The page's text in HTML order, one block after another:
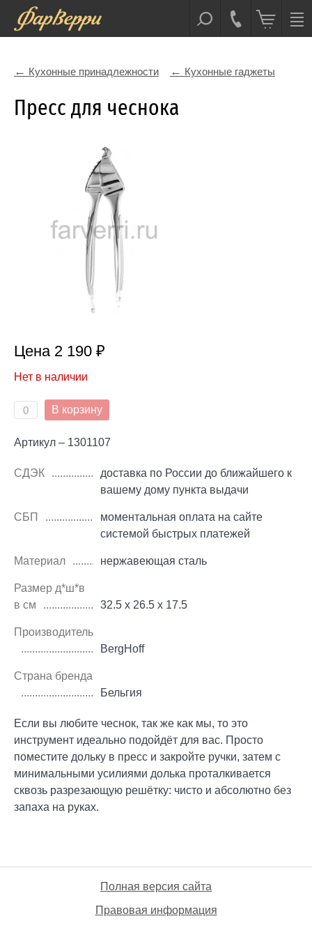
Кухонные принадлежности Кухонные гаджеты
Пресс для чеснока
Цена 2 190 ₽
Нет в наличии
В корзину
Артикул – 1301107
СДЭК
доставка по России до ближайшего к
вашему дому пункта выдачи
СБП
моментальная оплата на сайте
системой быстрых платежей
Материал нержавеющая сталь
Размер д*ш*в
в см
32.5 х 26.5 х 17.5
Производитель
BergHoff
Страна бренда
Бельгия
Если вы любите чеснок, так же как мы, то это
инструмент идеально подойдёт для вас. Просто
поместите дольку в пресс и закройте ручки, затем с
минимальными усилиями долька проталкивается
сквозь разрезающую решётку: чисто и абсолютно без
запаха на руках.
Полная версия сайта
Правовая информация